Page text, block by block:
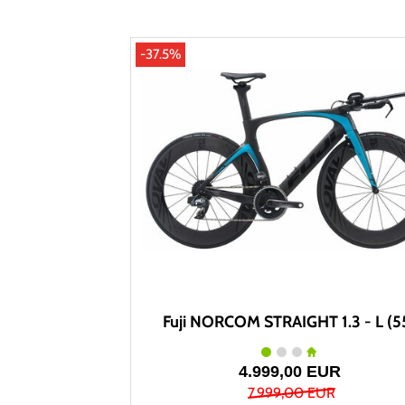
-37.5%
Fuji NORCOM STRAIGHT 1.3 - L
4.999,00 EUR
7.999,00 EUR